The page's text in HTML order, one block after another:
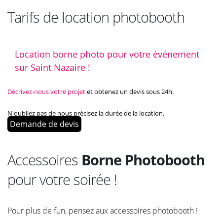
Tarifs de location photobooth
Location borne photo pour votre événement
sur Saint Nazaire !
Décrivez-nous votre projetet obtenez un devis sous 24h.
N'oubliez pas de nous précisez la durée de la location.
Demande de devis
Accessoires Borne Photobooth
pour votre soirée !
Pour plus de fun, pensez aux accessoires photobooth !